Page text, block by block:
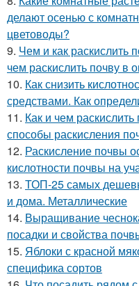
делают осенью с
цветоводы?
9. Чем и как раскислить
чем раскислить почву в
10. Как снизить
средствами. Как
11. Как и чем
способы раскисления
12. Раскисление почвы
кислотности почвы на
13. ТОП-25 самых
и дома. Металлические
14. Выращивание
посадки и свойства
15. Яблоки с красной
специфика сортов